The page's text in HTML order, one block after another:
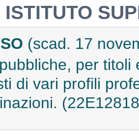
ISTITUTO
(scad. 17
per
di vari profili